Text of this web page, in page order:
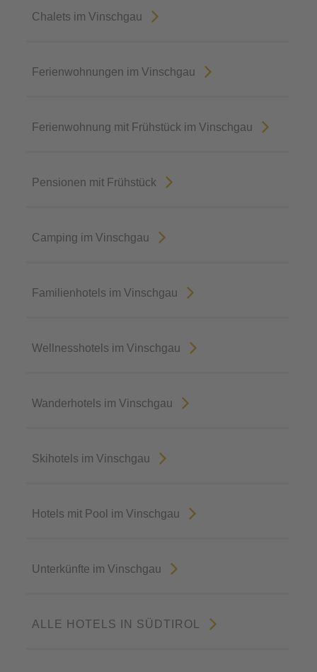
Chalets im Vinschgau
Ferienwohnungen im Vinschgau
Ferienwohnung mit Frühstück im Vinschgau
Pensionen mit Frühstück
Camping im Vinschgau
Familienhotels im Vinschgau
Wellnesshotels im Vinschgau
Wanderhotels im Vinschgau
Skihotels im Vinschgau
Hotels mit Pool im Vinschgau
Unterkünfte im Vinschgau
ALLE HOTELS IN SÜDTIROL